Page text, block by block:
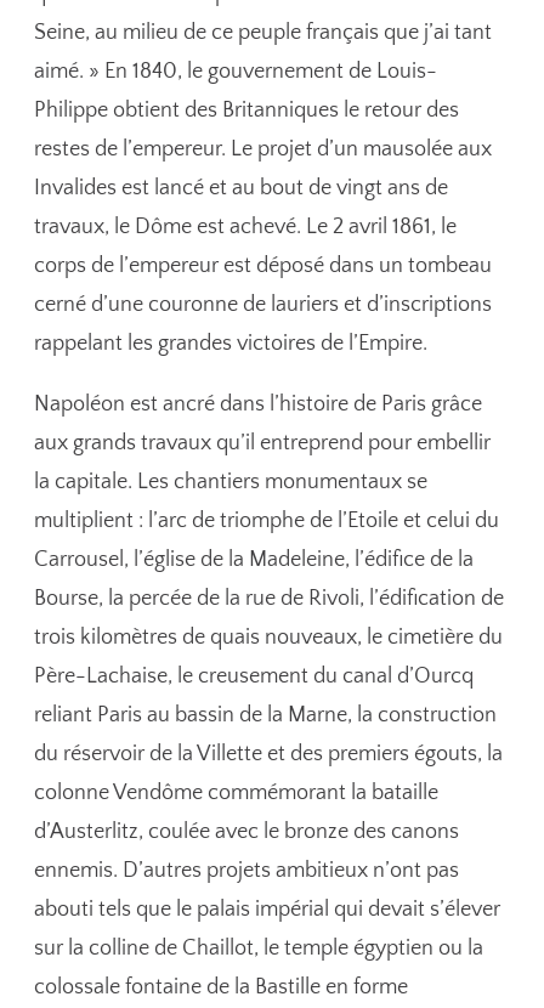
Seine, au milieu de ce peuple français que j’ai tant
aimé. » En 1840, le gouvernement de Louis-
Philippe obtient des Britanniques le retour des
restes de l’empereur. Le projet d’un mausolée aux
Invalides est lancé et au bout de vingt ans de
travaux, le Dôme est achevé. Le 2 avril 1861, le
corps de l’empereur est déposé dans un tombeau
cerné d’une couronne de lauriers et d’inscriptions
rappelant les grandes victoires de l’Empire.
Napoléon est ancré dans l’histoire de Paris grâce
aux grands travaux qu’il entreprend pour embellir
la capitale. Les chantiers monumentaux se
multiplient : l’arc de triomphe de l’Etoile et celui du
Carrousel, l’église de la Madeleine, l’édifice de la
Bourse, la percée de la rue de Rivoli, l’édification de
trois kilomètres de quais nouveaux, le cimetière du
Père-Lachaise, le creusement du canal d’Ourcq
reliant Paris au bassin de la Marne, la construction
du réservoir de la Villette et des premiers égouts, la
colonne Vendôme commémorant la bataille
d’Austerlitz, coulée avec le bronze des canons
ennemis. D’autres projets ambitieux n’ont pas
abouti tels que le palais impérial qui devait s’élever
sur la colline de Chaillot, le temple égyptien ou la
colossale fontaine de la Bastille en forme